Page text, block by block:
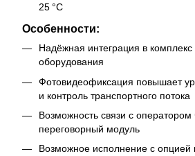
25 °C
Особенности:
Надёжная интеграция в комплекс
оборудования
Фотовидеофиксация повышает
и контроль транспортного потока
Возможность связи с оператором
переговорный модуль
Возможное исполнение с